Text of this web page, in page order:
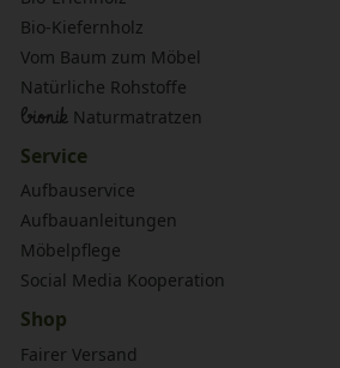
Bio-Kiefernholz
Vom Baum zum Möbel
Natürliche Rohstoffe
bionik Naturmatratzen
Service
Aufbauservice
Aufbauanleitungen
Möbelpflege
Social Media Kooperation
Shop
Fairer Versand